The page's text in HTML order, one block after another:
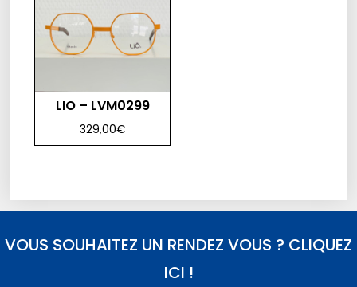
LIO – LVM0299
329,00€
VOUS SOUHAITEZ UN RENDEZ VOUS ? CLIQUEZ
ICI !